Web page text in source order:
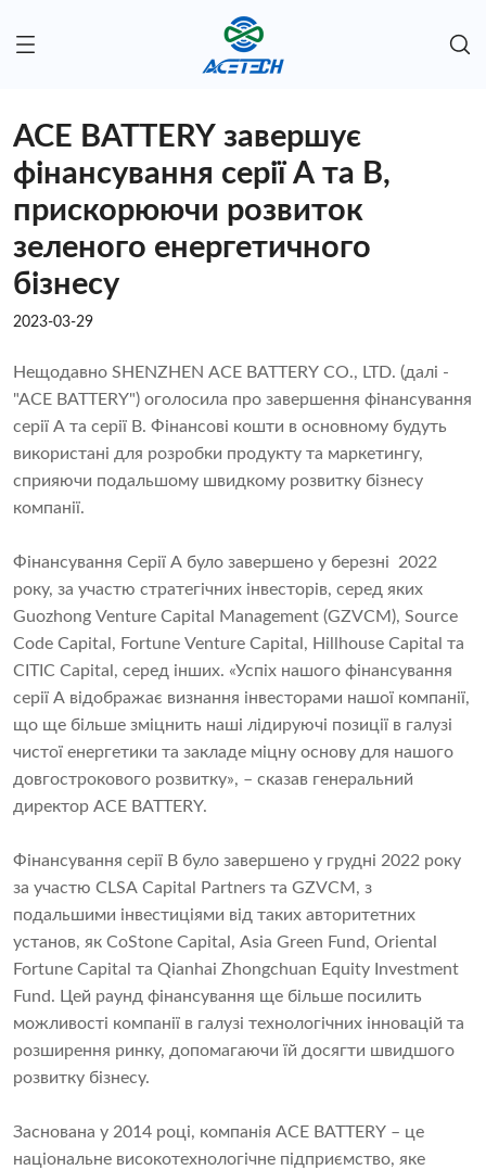
ACE BATTERY завершує
фінансування серії A та B,
прискорюючи розвиток
зеленого енергетичного
бізнесу
2023-03-29
Нещодавно SHENZHEN ACE BATTERY CO., LTD. (далі -
"ACE BATTERY") оголосила про завершення фінансування
серії A та серії B. Фінансові кошти в основному будуть
використані для розробки продукту та маркетингу,
сприяючи подальшому швидкому розвитку бізнесу
компанії.
Фінансування Серії А було завершено у березні 2022
року, за участю стратегічних інвесторів, серед яких
Guozhong Venture Capital Management (GZVCM), Source
Code Capital, Fortune Venture Capital, Hillhouse Capital та
CITIC Capital, серед інших. «Успіх нашого фінансування
серії A відображає визнання інвесторами нашої компанії,
що ще більше зміцнить наші лідируючі позиції в галузі
чистої енергетики та закладе міцну основу для нашого
довгострокового розвитку», – сказав генеральний
директор ACE BATTERY.
Фінансування серії B було завершено у грудні 2022 року
за участю CLSA Capital Partners та GZVCM, з
подальшими інвестиціями від таких авторитетних
установ, як CoStone Capital, Asia Green Fund, Oriental
Fortune Capital та Qianhai Zhongchuan Equity Investment
Fund. Цей раунд фінансування ще більше посилить
можливості компанії в галузі технологічних інновацій та
розширення ринку, допомагаючи їй досягти швидшого
розвитку бізнесу.
Заснована у 2014 році, компанія ACE BATTERY – це
національне високотехнологічне підприємство, яке